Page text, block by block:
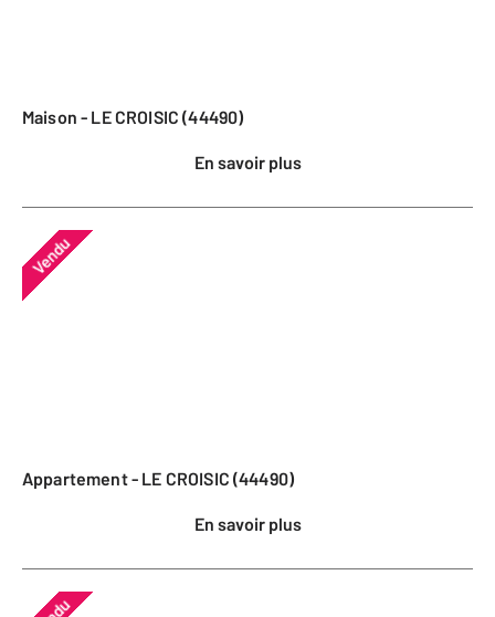
Maison - LE CROISIC (44490)
En savoir plus
Vendu
Appartement - LE CROISIC (44490)
En savoir plus